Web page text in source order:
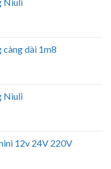
dài 1m8
Niuli
12v 24V 220V